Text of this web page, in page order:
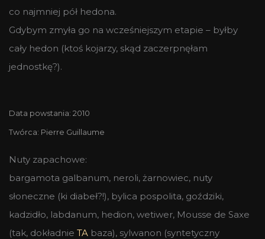
co najmniej pół hedona.
Gdybym zmyła go na wcześniejszym etapie – byłby
cały hedon (ktoś kojarzy, skąd zaczerpnęłam
jednostkę?).
Data powstania: 2010
Twórca: Pierre Guillaume
Nuty zapachowe:
bargamota galbanum, neroli, żarnowiec, nuty
słoneczne (ki diabeł?!), bylica pospolita, goździki,
kadzidło, labdanum, hedion, wetiwer, Mousse de Saxe
(tak, dokładnie TA baza), sylwanon (syntetyczny